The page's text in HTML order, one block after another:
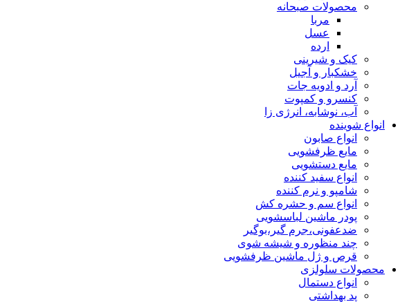
محصولات صبحانه
مربا
عسل
ارده
کیک و شیرینی
خشکبار و آجیل
آرد و ادویه جات
کنسرو و کمپوت
آب، نوشابه، انرژی زا
انواع شوینده
انواع صابون
مایع ظرفشویی
مایع دستشویی
انواع سفید کننده
شامپو و نرم کننده
انواع سم و حشره کش
پودر ماشین لباسشویی
ضدعفونی،جرم گیر،بوگیر
چند منظوره و شیشه شوی
قرص و ژل ماشین ظرفشویی
محصولات سلولزی
انواع دستمال
پد بهداشتی